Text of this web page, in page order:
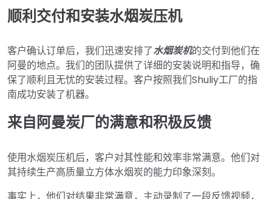
顺利交付和安装水烟炭压机
客户确认订单后，我们迅速安排了水烟炭机的交付到他们在
阿曼的地点。我们的团队提供了详细的安装说明和指导，确
保了顺利且无忧的安装过程。客户按照我们Shuliy工厂的指
南成功安装了机器。
来自阿曼炭厂的满意和积极反馈
使用水烟炭压机后，客户对其性能和效率非常满意。他们对
其持续生产高质量立方体水烟炭的能力印象深刻。
事实上，他们对结果非常满意，主动录制了一段反馈视频，